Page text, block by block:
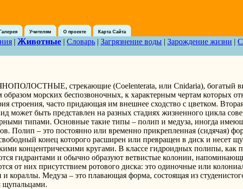
Галерея Учителям О проекте Карта Сайта
| Животные | Словарь | Загрязнение воды | Зарождение жизни |
стрекающие (Coelenterata, или Cnidaria), богатый
образом морских беспозвоночных, к характерным чертам которых
строения, часто придающая им внешнее сходство с цветком.
может быть представлен на разных стадиях жизненного цикла
типами. Основные такие типы – полип и медуза, иногда
Полип – это постоянно или временно прикрепленная (сидячая)
конец которого расширен или превращен в диск и несет
концентрическими кругами. В классе гидроидных полипы, как
гидрантами и обычно образуют ветвистые колонии,
от них присутствием ротового диска: это одиночные или
и кораллы. Медуза – это плавающая форма, состоящая из
щупальцами.